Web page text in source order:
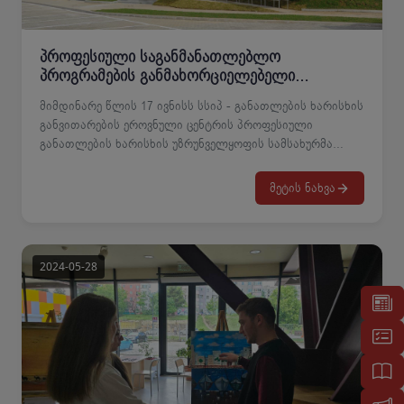
პროფესიული საგანმანათლებლო
პროგრამების განმახორციელებელი
საგანმანათლებლო დაწესებულებების
მასწავლებლების შესაძლებლობების
გაძლიერების ტრენინგი
მიმდინარე წლის 17 ივნისს სსიპ - განათლების ხარისხის
განვითარების ეროვნული ცენტრის პროფესიული
განათლების ხარისხის უზრუნველყოფის სამსახურმა
განმახორციელებელი საგანმანათლებლო
დაწესებულებების მასწავლებლების შესაძლებლობების
შესაძლებლობების გაძლიერებისათვის ხარისხის
უზრუნველყოფის საკითხებთან დაკავშირებით. შეხვედრა
პროფესიული განათლების ხარისხის განვითარების
მხარდაჭერის ქვეპროგრამის ფარგლებში დაიგეგმა და
მას სსიპ - კოლეჯი "გლდანის პროფესიული მომზადების
ცენტრის" თითქმის ყველა პროფესიული განათლების
მასწავლებელი დაესწრო. ტრენინგის გავლის შედეგეად,
მონაწილეებს გადაეცემათ სერიფიკატები.
მეტის ნახვა